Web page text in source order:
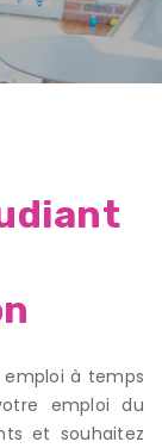
à temps
emploi du
et souhaitez